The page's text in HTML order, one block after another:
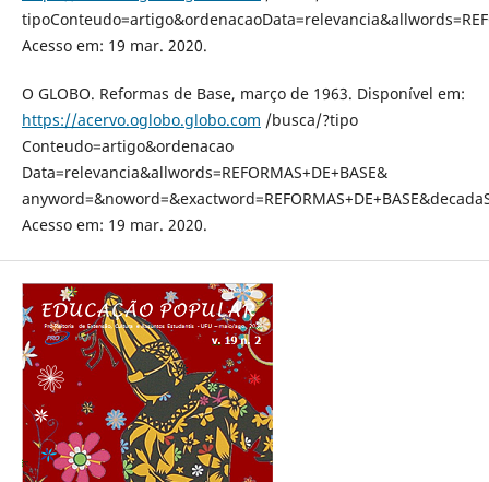
Acesso em: 19 mar. 2020.
O GLOBO. Reformas de Base, março de 1963. Disponível em:
https://acervo.oglobo.globo.com /busca/?tipo
Conteudo=artigo&ordenacao
Data=relevancia&allwords=REFORMAS+DE+BASE&
Acesso em: 19 mar. 2020.